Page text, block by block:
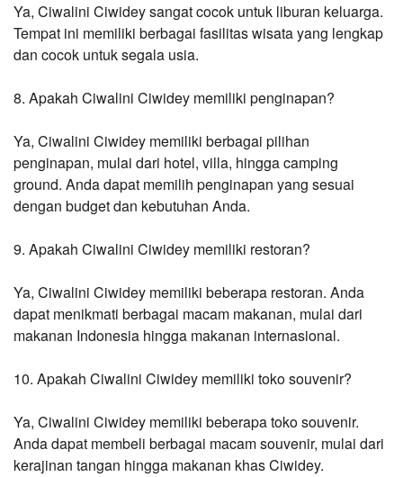
Ya, Ciwalini Ciwidey sangat cocok untuk liburan keluarga.
Tempat ini memiliki berbagai fasilitas wisata yang lengkap
dan cocok untuk segala usia.
8. Apakah Ciwalini Ciwidey memiliki penginapan?
Ya, Ciwalini Ciwidey memiliki berbagai pilihan
penginapan, mulai dari hotel, villa, hingga camping
ground. Anda dapat memilih penginapan yang sesuai
dengan budget dan kebutuhan Anda.
9. Apakah Ciwalini Ciwidey memiliki restoran?
Ya, Ciwalini Ciwidey memiliki beberapa restoran. Anda
dapat menikmati berbagai macam makanan, mulai dari
makanan Indonesia hingga makanan internasional.
10. Apakah Ciwalini Ciwidey memiliki toko souvenir?
Ya, Ciwalini Ciwidey memiliki beberapa toko souvenir.
Anda dapat membeli berbagai macam souvenir, mulai dari
kerajinan tangan hingga makanan khas Ciwidey.